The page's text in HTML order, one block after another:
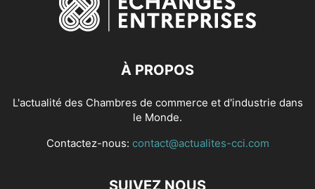
À PROPOS
L'actualité des Chambres de commerce et d'industrie dans
le Monde.
Contactez-nous: contact@actualites-cci.com
SUIVEZ NOUS